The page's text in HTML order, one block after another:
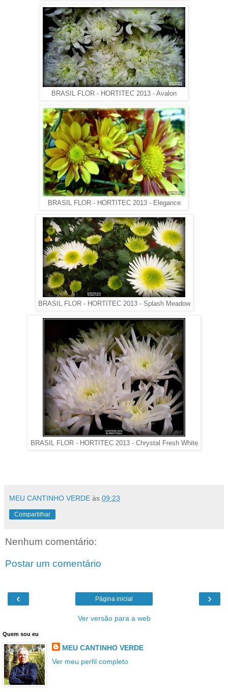
BRASIL FLOR - HORTITEC 2013 - Avalon
BRASIL FLOR - HORTITEC 2013 - Elegance
BRASIL FLOR - HORTITEC 2013 - Splash Meadow
BRASIL FLOR - HORTITEC 2013 - Chrystal Fresh White
MEU CANTINHO VERDE às 09:23
Compartilhar
Nenhum comentário:
Postar um comentário
‹ ›
Página inicial
Ver versão para a web
Quem sou eu
MEU CANTINHO VERDE
Ver meu perfil completo